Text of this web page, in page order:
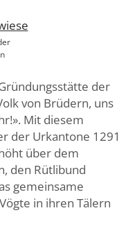
der
von Brüdern, uns
Mit diesem
der Urkantone 1291
über dem
den Rütlibund
gemeinsame
in ihren Tälern